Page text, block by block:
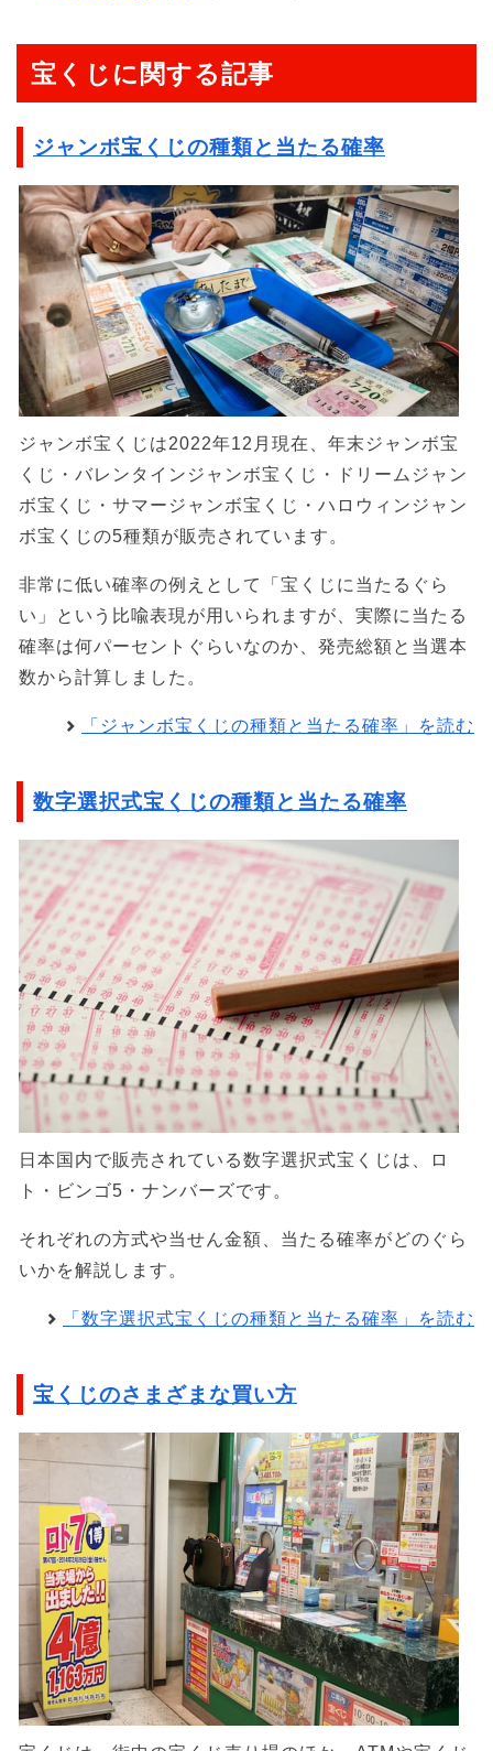
宝くじに関する記事
ジャンボ宝くじの種類と当たる確率
ジャンボ宝くじは2022年12月現在、年末ジャンボ宝
くじ・バレンタインジャンボ宝くじ・ドリームジャン
ボ宝くじ・サマージャンボ宝くじ・ハロウィンジャン
ボ宝くじの5種類が販売されています。
非常に低い確率の例えとして「宝くじに当たるぐら
い」という比喩表現が用いられますが、実際に当たる
確率は何パーセントぐらいなのか、発売総額と当選本
数から計算しました。
「ジャンボ宝くじの種類と当たる確率」を読む
数字選択式宝くじの種類と当たる確率
日本国内で販売されている数字選択式宝くじは、ロ
ト・ビンゴ5・ナンバーズです。
それぞれの方式や当せん金額、当たる確率がどのぐら
いかを解説します。
「数字選択式宝くじの種類と当たる確率」を読む
宝くじのさまざまな買い方